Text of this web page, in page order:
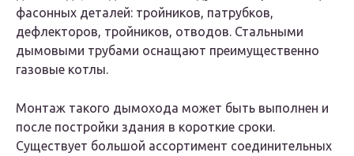
фасонных деталей: тройников, патрубков,
дефлекторов, тройников, отводов. Стальными
дымовыми трубами оснащают преимущественно
газовые котлы.
Монтаж такого дымохода может быть выполнен и
после постройки здания в короткие сроки.
Существует большой ассортимент соединительных